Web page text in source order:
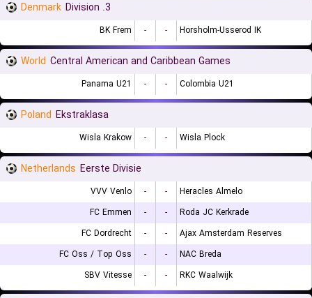
Denmark 3. Division
BK Frem - - Horsholm-Usserod IK
World Central American and Caribbean Games
Panama U21 - - Colombia U21
Poland Ekstraklasa
Wisla Krakow - - Wisla Plock
Netherlands Eerste Divisie
VVV Venlo - -
Heracles Almelo
FC Emmen
- -
Roda JC Kerkrade
FC Dordrecht
- -
Ajax Amsterdam Reserves
FC Oss / Top Oss
- -
NAC Breda
SBV Vitesse
- - RKC Waalwijk